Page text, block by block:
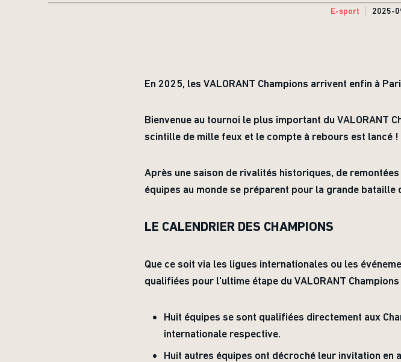
E-sport 2025-
En 2025, les VALORANT Champions arrivent enfin à
Bienvenue au tournoi le plus important du VALORANT
scintille de mille feux et le compte à rebours est lancé !
Après une saison de rivalités historiques, de
équipes au monde se préparent pour la grande bataille
LE CALENDRIER DES CHAMPIONS
Que ce soit via les ligues internationales ou les
qualifiées pour l'ultime étape du VALORANT
Huit équipes se sont qualifiées directement aux
internationale respective.
Huit autres équipes ont décroché leur invitation en